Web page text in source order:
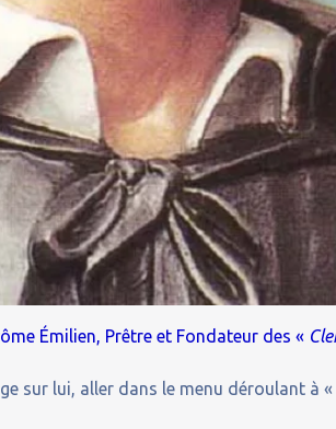
Émilien, Prêtre et Fondateur des «
sur lui, aller dans le menu déroulant à